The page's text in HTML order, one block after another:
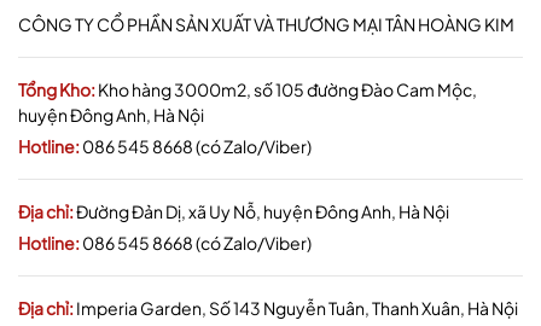
CÔNG TY CỔ PHẦN SẢN XUẤT VÀ THƯƠNG MẠI TÂN HOÀNG KIM
Tổng Kho:Kho hàng 3000m2, số 105 đường Đào Cam Mộc,
huyện Đông Anh, Hà Nội
Hotline:086 545 8668 (có Zalo/Viber)
Địa chỉ:Đường Đản Dị, xã Uy Nỗ, huyện Đông Anh, Hà Nội
Hotline:086 545 8668 (có Zalo/Viber)
Địa chỉ:Imperia Garden, Số 143 Nguyễn Tuân, Thanh Xuân, Hà Nội